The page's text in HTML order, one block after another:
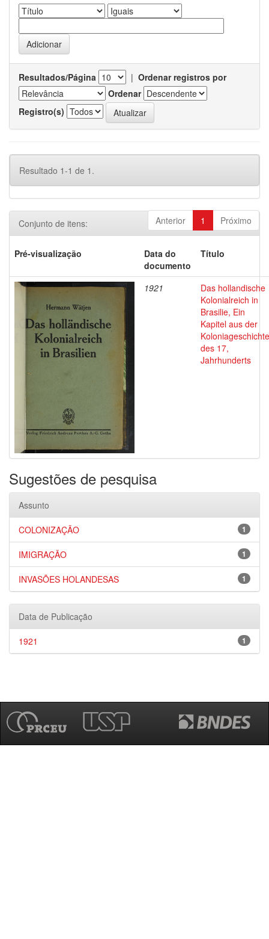
Resultados/Página | Ordenar registros por
Ordenar
Registro(s)
Resultado 1-1 de 1.
Anterior 1 Próximo
Conjunto de itens:
Pré-visualização
Data do
documento
Título
1921
Das hollandische
Kolonialreich in
Brasilie, Ein
Kapitel aus der
Koloniageschichte
des 17,
Jahrhunderts
Sugestões de pesquisa
Assunto
1
COLONIZAÇÃO
1
IMIGRAÇÃO
1
INVASÕES HOLANDESAS
Data de Publicação
1
1921